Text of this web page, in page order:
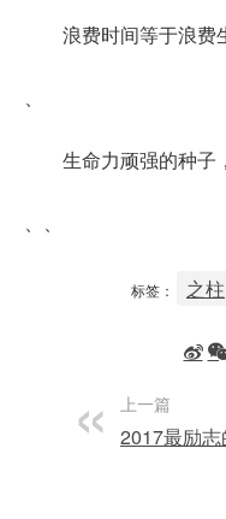
浪费时间等于浪费
生命力顽强的种子
标签： 之柱
上一篇
2017最励